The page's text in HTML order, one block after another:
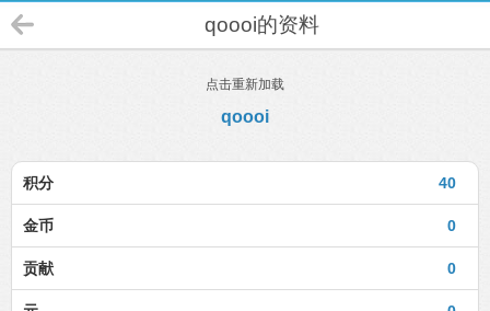
qoooi的资料
点击重新加载
qoooi
40
积分
0
金币
0
贡献